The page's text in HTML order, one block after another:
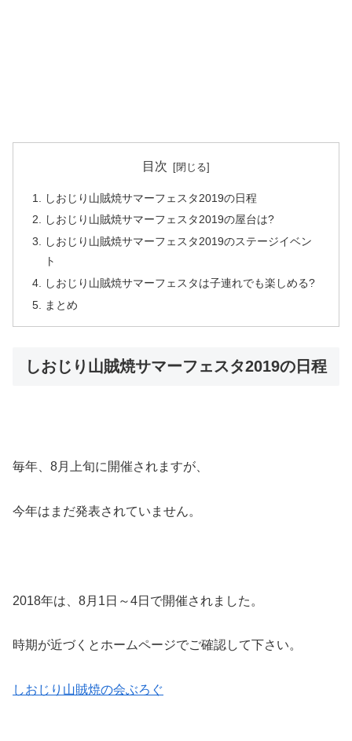
目次
しおじり山賊焼サマーフェスタ2019の日程
しおじり山賊焼サマーフェスタ2019の屋台は?
しおじり山賊焼サマーフェスタ2019のステージイベン
ト
しおじり山賊焼サマーフェスタは子連れでも楽しめる?
まとめ
しおじり山賊焼サマーフェスタ2019の日程
毎年、8月上旬に開催されますが、
今年はまだ発表されていません。
2018年は、8月1日～4日で開催されました。
時期が近づくとホームページでご確認して下さい。
しおじり山賊焼の会ぶろぐ